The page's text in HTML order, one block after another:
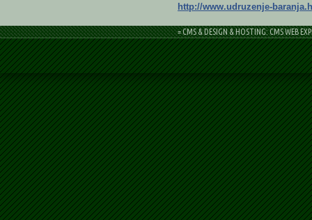
http://www.udruzenje-
= CMS & DESIGN & HOSTING: CMS WEB